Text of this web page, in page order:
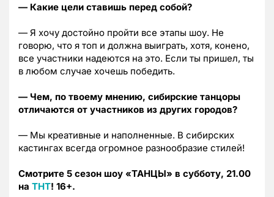
— Какие цели ставишь перед собой?
— Я хочу достойно пройти все этапы шоу. Не
говорю, что я топ и должна выиграть, хотя, конено,
все участники надеются на это. Если ты пришел, ты
в любом случае хочешь победить.
— Чем, по твоему мнению, сибирские танцоры
отличаются от участников из других городов?
— Мы креативные и наполненные. В сибирских
кастингах всегда огромное разнообразие стилей!
Смотрите 5 сезон шоу «ТАНЦЫ» в субботу, 21.00
на ТНТ! 16+.